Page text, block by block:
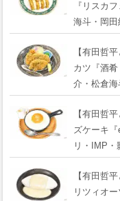
『リスカ
海斗・岡田
【有田哲
カツ『酒
介・松倉海
【有田哲
ズケーキ
リ・IMP・
【有田哲
リツィオ